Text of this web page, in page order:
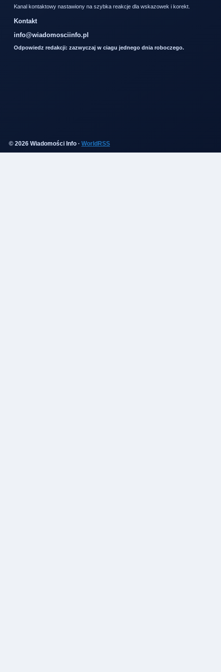
Kanal kontaktowy nastawiony na szybka reakcje dla wskazowek i korekt.
Kontakt
info@wiadomosciinfo.pl
Odpowiedz redakcji: zazwyczaj w ciagu jednego dnia roboczego.
© 2026 Wiadomości Info · WorldRSS